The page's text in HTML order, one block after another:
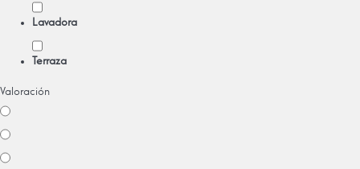
Lavadora
Terraza
Valoración